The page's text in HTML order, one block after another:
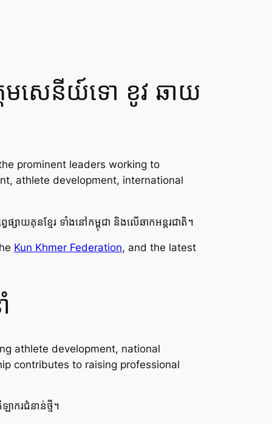
តមសេនីយ៍ទោ ខូវ ឆាយ
prominent leaders working to
athlete development, international
សាយគុនខ្មែរ ទាំងនៅកម្ពុជា និងលើឆាកអន្តរជាតិ។
Kun Khmer Federation, and the latest
athlete development, national
contributes to raising professional
ាករជំនាន់ថ្មី។